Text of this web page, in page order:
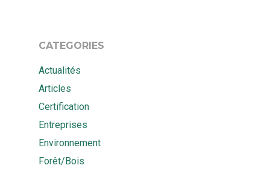
CATEGORIES
Actualités
Articles
Certification
Entreprises
Environnement
Forêt/Bois